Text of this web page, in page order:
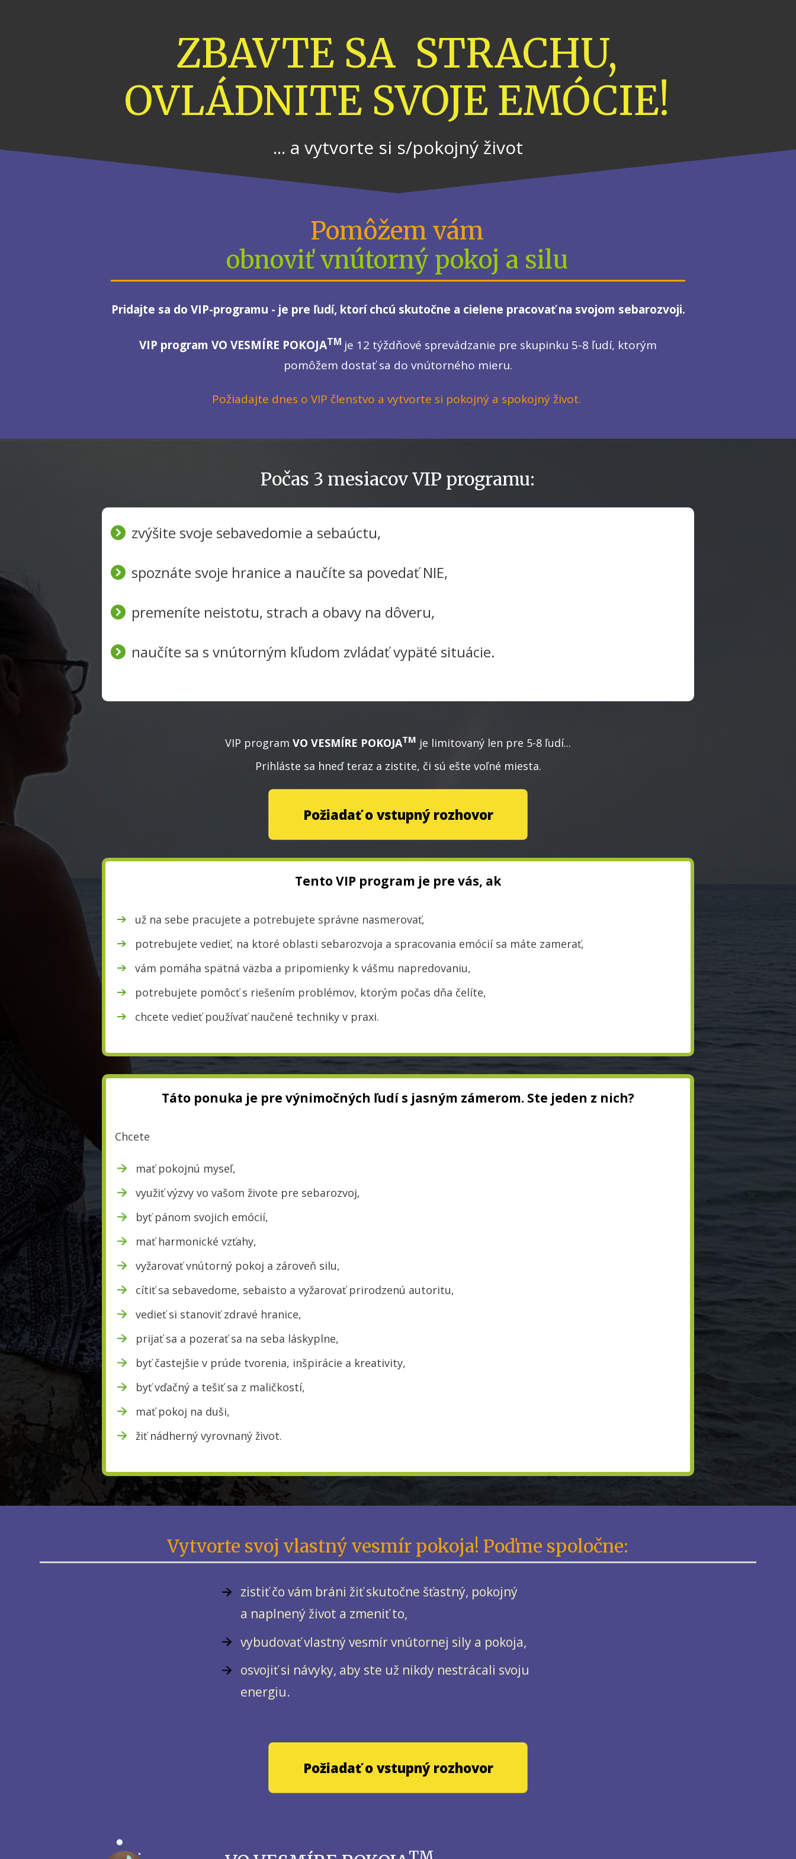
ZBAVTE SA STRACHU,
OVLÁDNITE SVOJE EMÓCIE!
... a vytvorte si s/pokojný život
Pomôžem vám
obnoviť vnútorný pokoj a silu
Pridajte sa do VIP-programu - je pre ľudí, ktorí chcú skutočne a cielene pracovať na svojom sebarozvoji.
VIP program VO VESMÍRE POKOJATM je 12 týždňové sprevádzanie pre skupinku 5-8 ľudí, ktorým
pomôžem dostať sa do vnútorného mieru.
Požiadajte dnes o VIP členstvo a vytvorte si pokojný a spokojný život.
Počas 3 mesiacov VIP programu:
zvýšite svoje sebavedomie a sebaúctu,
spoznáte svoje hranice a naučíte sa povedať NIE,
premeníte neistotu, strach a obavy na dôveru,
naučíte sa s vnútorným kľudom zvládať vypäté situácie.
VIP program VO VESMÍRE POKOJATM je limitovaný len pre 5-8 ľudí...
Prihláste sa hneď teraz a zistite, či sú ešte voľné miesta.
Požiadať o vstupný rozhovor
Tento VIP program je pre vás, ak
už na sebe pracujete a potrebujete správne nasmerovať,
potrebujete vedieť, na ktoré oblasti sebarozvoja a spracovania emócií sa máte zamerať,
vám pomáha spätná väzba a pripomienky k vášmu napredovaniu,
potrebujete pomôcť s riešením problémov, ktorým počas dňa čelíte,
chcete vedieť používať naučené techniky v praxi.
Táto ponuka je pre výnimočných ľudí s jasným zámerom. Ste jeden z nich?
Chcete
mať pokojnú myseľ,
využiť výzvy vo vašom živote pre sebarozvoj,
byť pánom svojich emócií,
mať harmonické vzťahy,
vyžarovať vnútorný pokoj a zároveň silu,
cítiť sa sebavedome, sebaisto a vyžarovať prirodzenú autoritu,
vedieť si stanoviť zdravé hranice,
prijať sa a pozerať sa na seba láskyplne,
byť častejšie v prúde tvorenia, inšpirácie a kreativity,
byť vďačný a tešiť sa z maličkostí,
mať pokoj na duši,
žiť nádherný vyrovnaný život.
Vytvorte svoj vlastný vesmír pokoja! Poďme spoločne:
zistiť čo vám bráni žiť skutočne šťastný, pokojný
a naplnený život a zmeniť to,
vybudovať vlastný vesmír vnútornej sily a pokoja,
osvojiť si návyky, aby ste už nikdy nestrácali svoju
energiu.
Požiadať o vstupný rozhovor